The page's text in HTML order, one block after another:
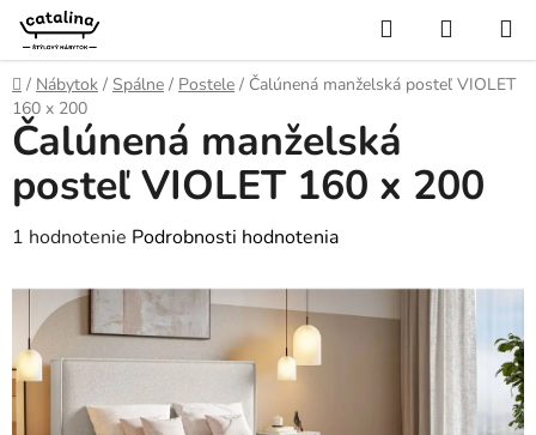
Prejsť
obsah
Hľadať
KOŠÍK
Domov
/ Nábytok / Spálne / Postele / Čalúnená manželská posteľ VIOLET
160 x 200
Čalúnená manželská
posteľ VIOLET 160 x 200
Priemerné
produktu
5,0
z
1 hodnotenie Podrobnosti hodnotenia